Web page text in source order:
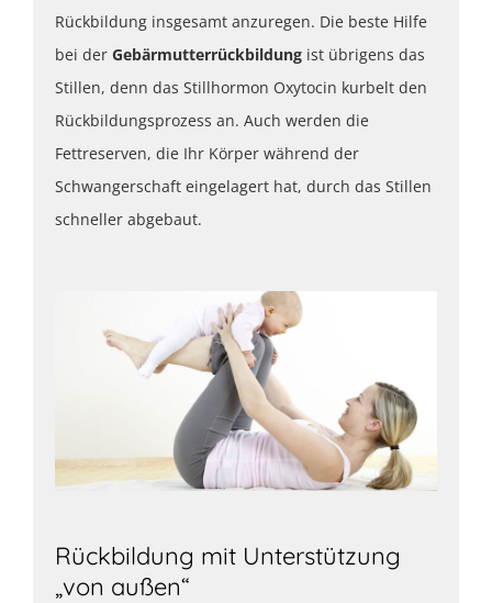
Rückbildung insgesamt anzuregen. Die beste Hilfe
bei der Gebärmutterrückbildung ist übrigens das
Stillen, denn das Stillhormon Oxytocin kurbelt den
Rückbildungsprozess an. Auch werden die
Fettreserven, die Ihr Körper während der
Schwangerschaft eingelagert hat, durch das Stillen
schneller abgebaut.
Rückbildung mit Unterstützung
„von außen“